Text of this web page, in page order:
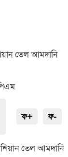
তেল আমদানি
ফ+ ফ-